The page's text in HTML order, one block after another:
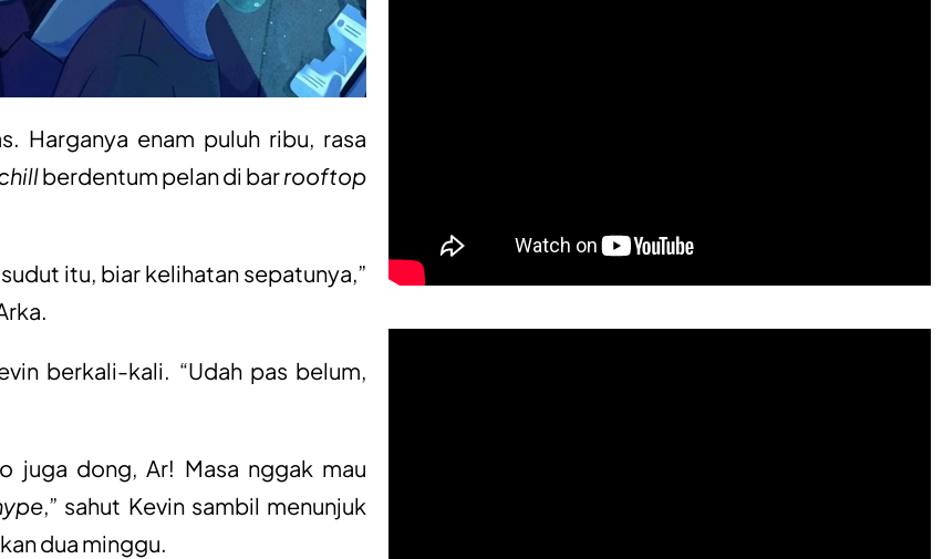
Harganya enam puluh ribu, rasa
berdentum pelan di barrooftop
itu, biar kelihatan sepatunya,”
berkali-kali. “Udah pas belum,
juga dong, Ar! Masa nggak mau
,” sahut Kevin sambil menunjuk
dua minggu.